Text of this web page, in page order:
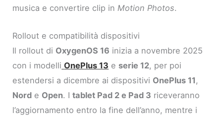
musica e convertire clip inMotion Photos.
Rollout e compatibilità dispositivi
Il rollout di OxygenOS 16 inizia a novembre 2025
con i modelli OnePlus 13 e serie 12, per poi
estendersi a dicembre ai dispositivi OnePlus 11,
Nord e Open. Itablet Pad 2 e Pad 3 riceveranno
l’aggiornamento entro la fine dell’anno, mentre i